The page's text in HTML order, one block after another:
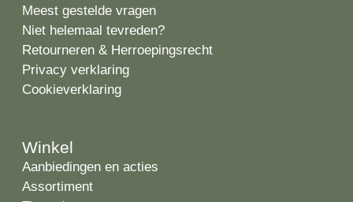
Meest gestelde vragen
Niet helemaal tevreden?
Retourneren & Herroepingsrecht
Privacy verklaring
Cookieverklaring
Winkel
Aanbiedingen en acties
Assortiment